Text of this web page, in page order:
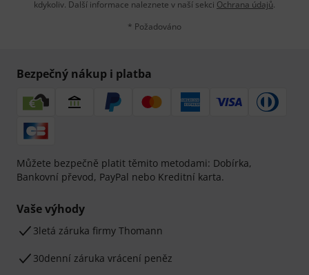
kdykoliv. Další informace naleznete v naší sekci Ochrana údajů.
* Požadováno
Bezpečný nákup i platba
Můžete bezpečně platit těmito metodami: Dobírka,
Bankovní převod, PayPal nebo Kreditní karta.
Vaše výhody
3letá záruka firmy Thomann
30denní záruka vrácení peněz